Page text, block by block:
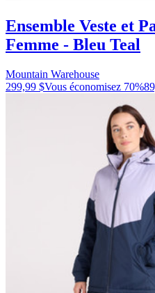
Ensemble Veste et
Femme - Bleu Teal
Mountain Warehouse
299,99 $Vous économisez 70%